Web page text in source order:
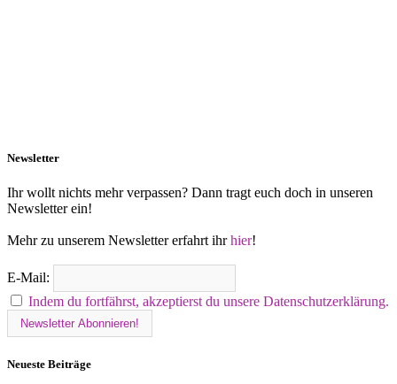
Newsletter
Ihr wollt nichts mehr verpassen? Dann tragt euch doch in unseren
Newsletter ein!
Mehr zu unserem Newsletter erfahrt ihrhier!
E-Mail:
Indem du fortfährst, akzeptierst du unsere Datenschutzerklärung.
Neueste Beiträge